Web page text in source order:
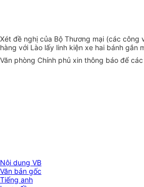
Xét đề nghị của Bộ Thương mại (các công
hàng với Lào lấy linh kiện xe hai bánh gắn
Văn phòng Chính phủ xin thông báo để
Nội dung VB
Văn bản gốc
Tiếng anh